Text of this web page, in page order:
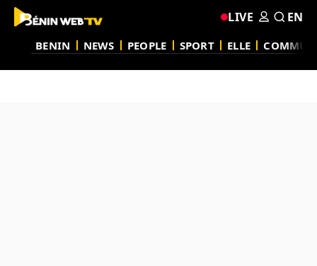
BENIN NEWS PEOPLE SPORT ELLE
LIVE EN